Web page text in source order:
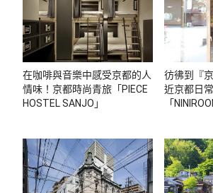
在咖啡與音樂中感受京都的人
情味！京都時尚青旅「PIECE
HOSTEL SANJO」
彷彿到『
近京都日
「